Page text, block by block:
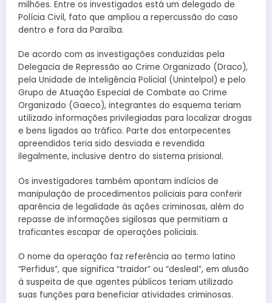
milhões. Entre os investigados está um delegado de
Polícia Civil, fato que ampliou a repercussão do caso
dentro e fora da Paraíba.
De acordo com as investigações conduzidas pela
Delegacia de Repressão ao Crime Organizado (Draco),
pela Unidade de Inteligência Policial (Unintelpol) e pelo
Grupo de Atuação Especial de Combate ao Crime
Organizado (Gaeco), integrantes do esquema teriam
utilizado informações privilegiadas para localizar drogas
e bens ligados ao tráfico. Parte dos entorpecentes
apreendidos teria sido desviada e revendida
ilegalmente, inclusive dentro do sistema prisional.
Os investigadores também apontam indícios de
manipulação de procedimentos policiais para conferir
aparência de legalidade às ações criminosas, além do
repasse de informações sigilosas que permitiam a
traficantes escapar de operações policiais.
O nome da operação faz referência ao termo latino
“Perfidus”, que significa “traidor” ou “desleal”, em alusão
à suspeita de que agentes públicos teriam utilizado
suas funções para beneficiar atividades criminosas.